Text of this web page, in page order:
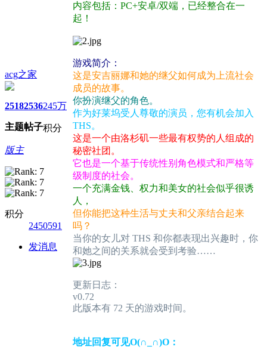
acg之家
2518
主题
2536
帖子
245万
积分
版主
积分
2450591
发消息
内容包括：PC+安卓/双端，已经整合在一
起！
游戏简介：
这是安吉丽娜和她的继父如何成为上流社会
成员的故事。
你扮演继父的角色。
作为好莱坞受人尊敬的演员，您有机会加入
THS。
这是一个由洛杉矶一些最有权势的人组成的
秘密社团。
它也是一个基于传统性别角色模式和严格等
级制度的社会。
一个充满金钱、权力和美女的社会似乎很诱
人，
但你能把这种生活与丈夫和父亲结合起来
吗？
当你的女儿对 THS 和你都表现出兴趣时，你
和她之间的关系就会受到考验……
更新日志：
v0.72
此版本有 72 天的游戏时间。
地址回复可见O(∩_∩)O：